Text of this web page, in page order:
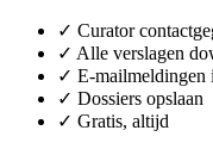
✓ Curator
✓ Alle verslagen
✓ E-mailmeldingen
✓ Dossiers opslaan
✓ Gratis, altijd